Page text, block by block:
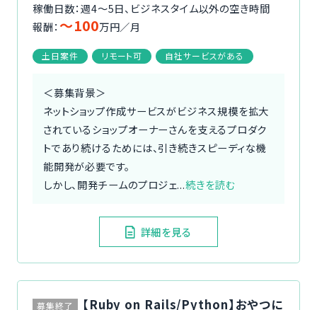
稼働日数：週4〜5日、ビジネスタイム以外の空き時間
報酬： 〜100万円／月
土日案件 リモート可 自社サービスがある
＜募集背景＞
ネットショップ作成サービスがビジネス規模を拡大
されているショップオーナーさんを支えるプロダク
トであり続けるためには、引き続きスピーディな機
能開発が必要です。
しかし、開発チームのプロジェ...続きを読む
詳細を見る
募集終了
【Ruby on Rails/Python】おやつに